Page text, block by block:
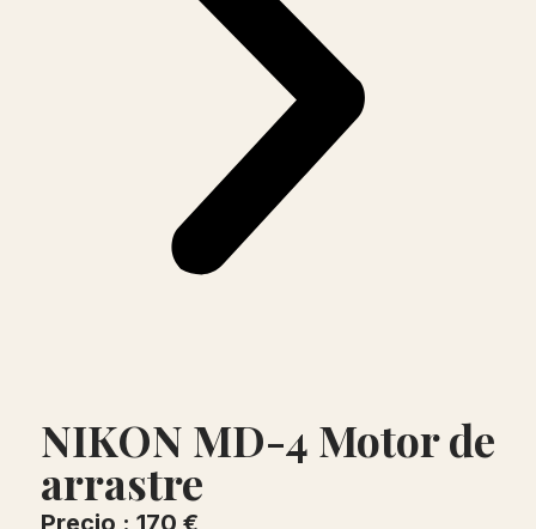
NIKON MD-4 Motor de
arrastre
Precio : 170 €